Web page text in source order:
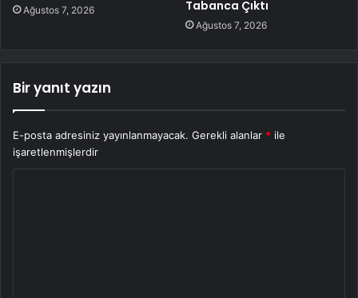
Ağustos 7, 2026 Tabanca Çıktı
Ağustos 7, 2026
Bir yanıt yazın
E-posta adresiniz yayınlanmayacak. Gerekli alanlar * ile
işaretlenmişlerdir